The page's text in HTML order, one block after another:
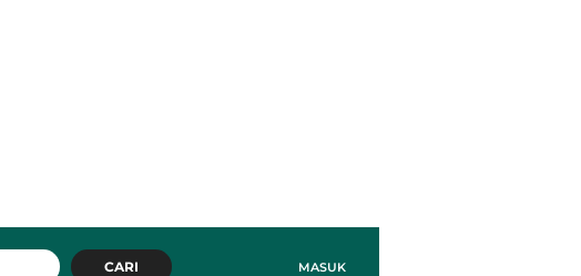
MASUK
CARI